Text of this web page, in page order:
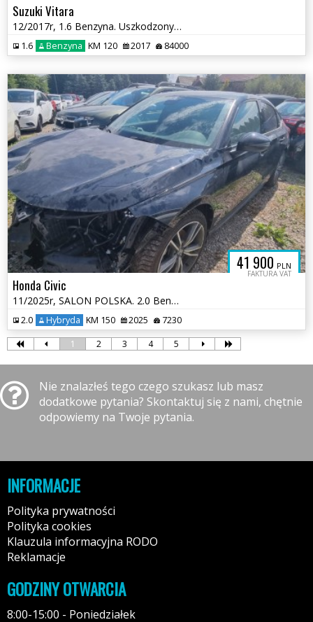
Suzuki Vitara
12/2017r, 1.6 Benzyna. Uszkodzony prawy przód .
1.6 Benzyna KM 120 2017 84000
41 900 PLN
FAKTURA VAT
Honda Civic
11/2025r, SALON POLSKA. 2.0 Benzyna HYBRID. Uszkodzony przód. VAT 23.
2.0 Hybryda KM 150 2025 7230
1 2 3 4 5
Nie znalazłeś tego czego szukasz lub masz
dodatkowe pytania? Skontaktuj się z nami, chętnie
odpowiemy na Twoje pytania.
INFORMACJE
Polityka prywatności
Polityka cookies
Klauzula informacyjna RODO
Reklamacje
GODZINY OTWARCIA
8:00-15:00 - Poniedziałek